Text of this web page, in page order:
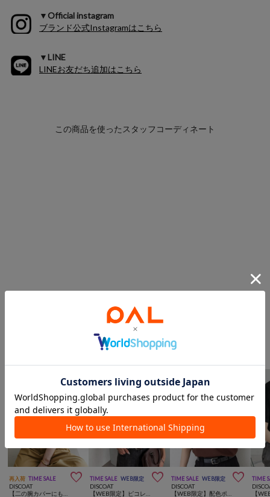
▼Official instagram
ブランド公式Instagramはこちら
▼LINE
LINEお友だち追加はこちら
このアイテムを見た人は
こんなアイテムも見ています
再入荷 TIME SALE 
DISCOAT
TIME SALE WEB限定 
DISCOAT
TIME SALE WEB限定 
DISCOAT
TIME